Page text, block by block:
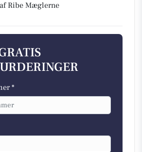
Ribe Mæglerne
*